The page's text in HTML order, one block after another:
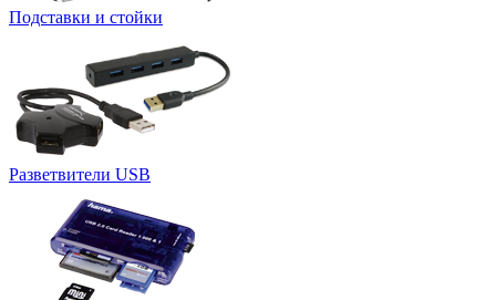
Подставки и стойки
Разветвители USB